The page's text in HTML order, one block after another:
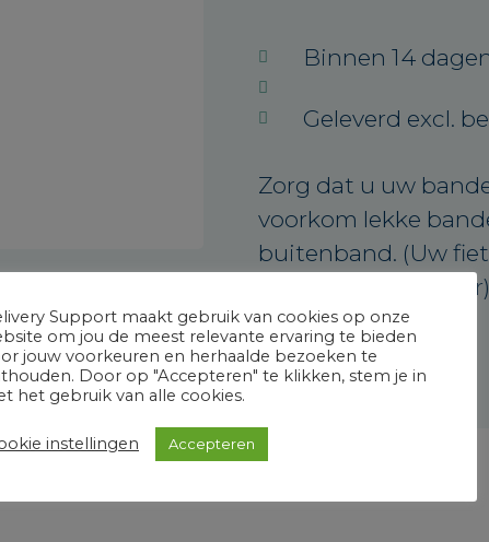
Binnen 14
Geleverd excl.
Zorg dat u uw
voorkom lekke
buitenband. (Uw
Scooterband 2.5
Support maakt gebruik van cookies op onze
om jou de meest relevante ervaring te bieden
jouw voorkeuren en herhaalde bezoeken te
Door op "Accepteren" te klikken, stem je in
het gebruik van alle cookies.
instellingen Accepteren